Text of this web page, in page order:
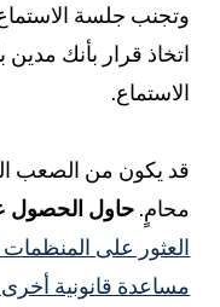
وتجنب جلسة الاستماع.
اتخاذ قرار بأنك مدين
الاستماع.
قد يكون من الصعب
محامٍ.حاول الحصول
العثور على المنظمات
مساعدة قانونية أخرى